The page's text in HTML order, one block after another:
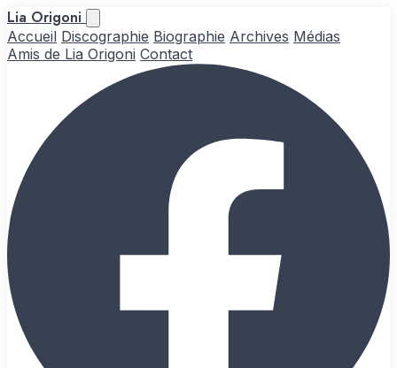
Lia Origoni
Accueil Discographie Biographie Archives Médias
Amis de Lia Origoni Contact